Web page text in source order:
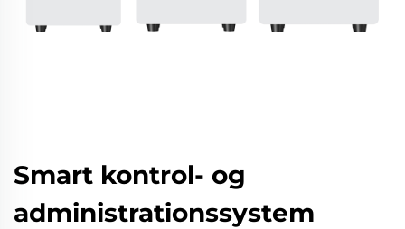
Smart kontrol- og
administrationssystem